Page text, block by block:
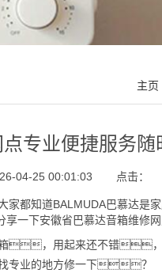
主页
专业便捷服务随
04-25 00:01:03 点击：
家都知道BALMUDA巴慕达是
一下安徽省巴慕达音箱维修网
，用起来还不错，
专业的地方修一下？